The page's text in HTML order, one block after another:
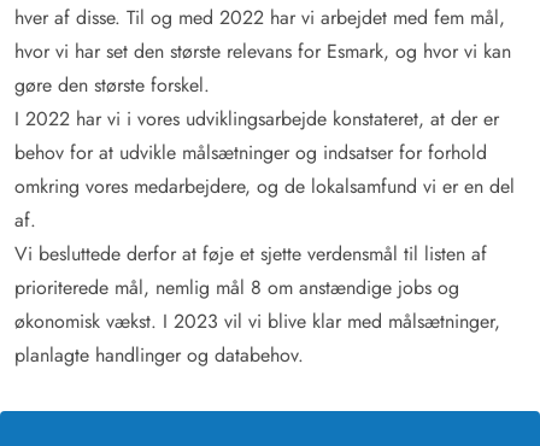
hver af disse. Til og med 2022 har vi arbejdet med fem mål,
hvor vi har set den største relevans for Esmark, og hvor vi kan
gøre den største forskel.
I 2022 har vi i vores udviklingsarbejde konstateret, at der er
behov for at udvikle målsætninger og indsatser for forhold
omkring vores medarbejdere, og de lokalsamfund vi er en del
af.
Vi besluttede derfor at føje et sjette verdensmål til listen af
prioriterede mål, nemlig mål 8 om anstændige jobs og
økonomisk vækst. I 2023 vil vi blive klar med målsætninger,
planlagte handlinger og databehov.